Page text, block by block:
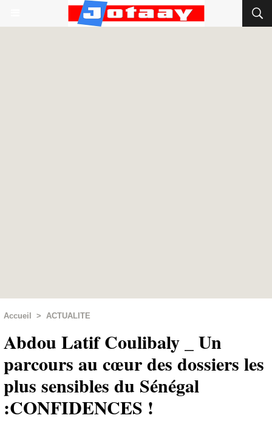
Accueil > ACTUALITE
Abdou Latif Coulibaly _ Un
parcours au cœur des dossiers les
plus sensibles du Sénégal
:CONFIDENCES !